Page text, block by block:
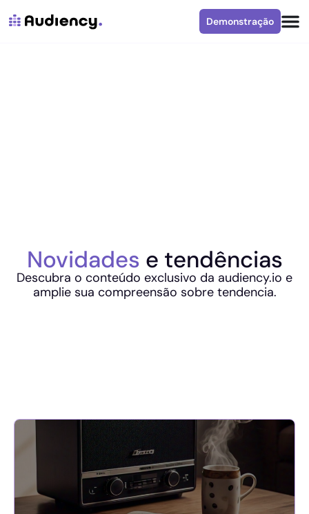
Demonstração
Novidades e tendências
Descubra o conteúdo exclusivo da audiency.io e
amplie sua compreensão sobre tendencia.